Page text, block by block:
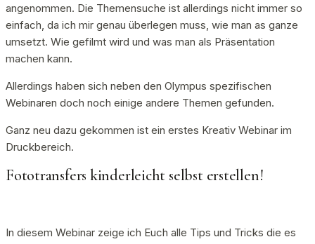
angenommen. Die Themensuche ist allerdings nicht immer so
einfach, da ich mir genau überlegen muss, wie man as ganze
umsetzt. Wie gefilmt wird und was man als Präsentation
machen kann.
Allerdings haben sich neben den Olympus spezifischen
Webinaren doch noch einige andere Themen gefunden.
Ganz neu dazu gekommen ist ein erstes Kreativ Webinar im
Druckbereich.
Fototransfers kinderleicht selbst erstellen!
In diesem Webinar zeige ich Euch alle Tips und Tricks die es